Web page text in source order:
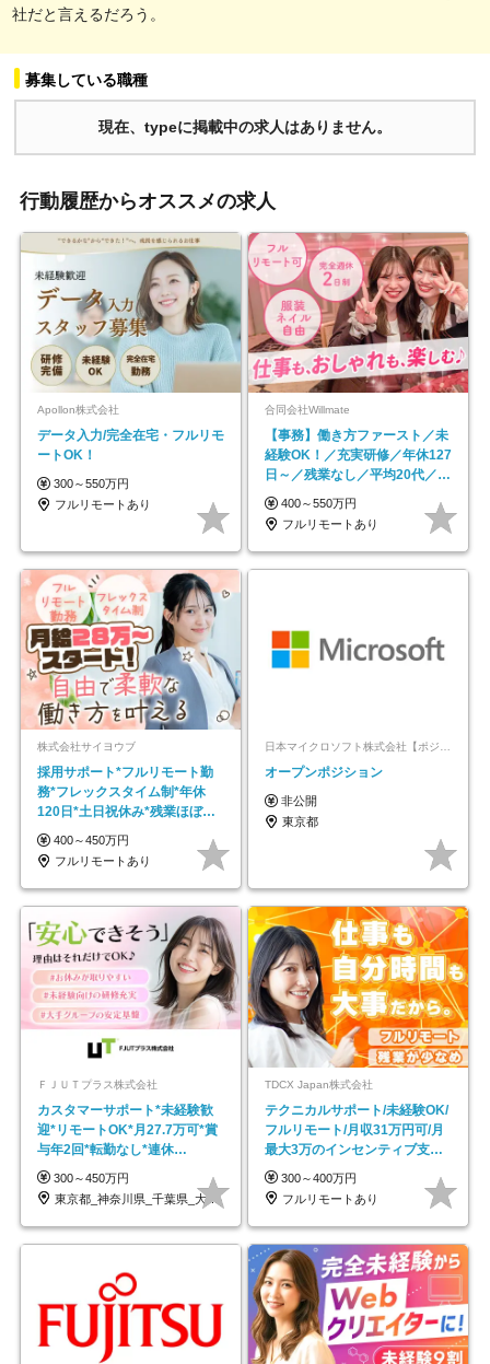
社だと言えるだろう。
募集している職種
現在、typeに掲載中の求人はありません。
行動履歴からオススメの求人
Apollon株式会社
データ入力/完全在宅・フルリモ
ートOK！
300～550万円
フルリモートあり
合同会社Willmate
【事務】働き方ファースト／未
経験OK！／充実研修／年休127
日～／残業なし／平均20代／リ
モートOK
400～550万円
フルリモートあり
株式会社サイヨウブ
採用サポート*フルリモート勤
務*フレックスタイム制*年休
120日*土日祝休み*残業ほぼな
し*育児中社員8割以上
400～450万円
フルリモートあり
日本マイクロソフト株式会社【ポジションマッチ登録】
オープンポジション
非公開
東京都
ＦＪＵＴプラス株式会社
カスタマーサポート*未経験歓
迎*リモートOK*月27.7万可*賞
与年2回*転勤なし*連休
OK/ZE010232
300～450万円
東京都_神奈川県_千葉県_大阪府_愛知県…
TDCX Japan株式会社
テクニカルサポート/未経験OK/
フルリモート/月収31万円可/月
最大3万のインセンティブ支給/
平均年齢33歳
300～400万円
フルリモートあり